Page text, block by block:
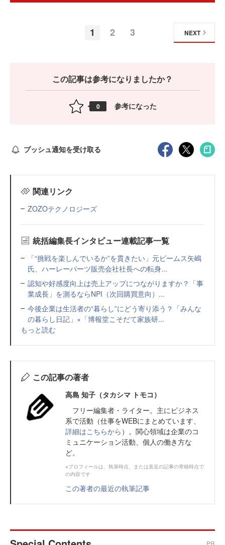
1 2 3 NEXT
この記事は参考になりましたか？
0 参考になった
プッシュ通知を受け取る
関連リンク
ZOZOテクノロジーズ
統括編集長インタビュー連載記事一覧
「“挑戦を楽しんでいるか”を貫きたい」元ビームス矢嶋
氏、ハーレーパーツ販売会社社長への転身...
認知や好感度向上は売上アップにつながりますか？「事
業成長」を測るならNPI（次回購買意向）...
今後企業は生活者の“暮らし”にどう寄り添う？「みんな
の暮らし日記」×「博報堂こそだて家族研...
もっと読む
この記事の著者
高島 知子（タカシマ トモコ）
フリー編集者・ライター。主にビジネス
系で活動（仕事をWEBにまとめています、
詳細はこちらから ）。関心領域は企業のコ
ミュニケーション活動、個人の働き方な
ど。
※プロフィールは、執筆時点、または直近の記事の寄稿時点で
の内容です
この著者の最近の執筆記事
PR